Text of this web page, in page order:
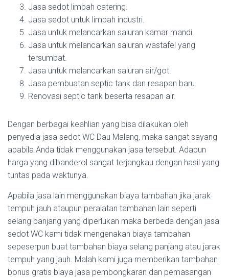
Jasa sedot limbah catering.
Jasa sedot untuk limbah industri.
Jasa untuk melancarkan saluran kamar mandi.
Jasa untuk melancarkan saluran wastafel yang
tersumbat.
Jasa untuk melancarkan saluran air/got.
Jasa pembuatan septic tank dan resapan baru.
Renovasi septic tank beserta resapan air.
Dengan berbagai keahlian yang bisa dilakukan oleh
penyedia jasa sedot WC Dau Malang, maka sangat sayang
apabila Anda tidak menggunakan jasa tersebut. Adapun
harga yang dibanderol sangat terjangkau dengan hasil yang
tuntas pada waktunya.
Apabila jasa lain menggunakan biaya tambahan jika jarak
tempuh jauh ataupun peralatan tambahan lain seperti
selang panjang yang diperlukan maka berbeda dengan jasa
sedot WC kami tidak mengenakan biaya tambahan
sepeserpun buat tambahan biaya selang panjang atau jarak
tempuh yang jauh. Malah kami juga memberikan tambahan
bonus gratis biaya jasa pembongkaran dan pemasangan